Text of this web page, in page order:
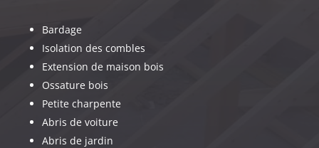
Bardage
Isolation des combles
Extension de maison bois
Ossature bois
Petite charpente
Abris de voiture
Abris de jardin